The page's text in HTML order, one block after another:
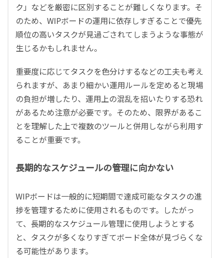
ク」などを厳密に区別することが難しくなります。そ
のため、WIPボードの運用に依存しすぎることで優先
順位の高いタスクが見過ごされてしまうような事態が
生じるかもしれません。
重要度に応じてタスクを色分けするなどの工夫も考え
られますが、あまり細かい運用ルールを定めると現場
の負担が増したり、運用上の混乱を招いたりする恐れ
があるため注意が必要です。そのため、限界があるこ
とを理解した上で複数のツールと併用しながら利用す
ることが重要です。
長期的なスケジュールの管理に向かない
WIPボードは一般的に短期間で達成可能なタスクの進
捗を管理するために使用されるものです。したがっ
て、長期的なスケジュール管理に使用しようとする
と、タスクが多くなりすぎてボード全体が見づらくな
る可能性があります。